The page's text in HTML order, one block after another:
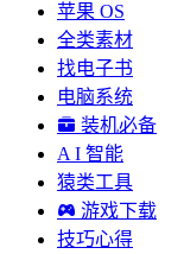
苹果 OS
全类素材
找电子书
电脑系统
装机必备
A I 智能
猿类工具
游戏下载
技巧心得